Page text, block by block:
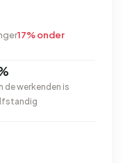
17% onder
de werkenden is